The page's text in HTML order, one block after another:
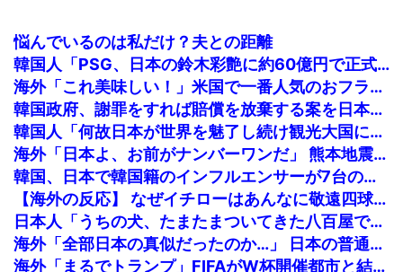
悩んでいるのは私だけ？夫との距離
韓国人「PSG、日本の鈴木彩艶に約60億円で正式オファー・・・」→「あいつがそれほどなのか（ブルブル）」「レギュラーとして出れるとは思わないけど、それでもやっぱり羨ましいね」
海外「これ美味しい！」米国で一番人気のおフランス製「日本のパン」に海外が大騒ぎ
韓国政府、謝罪をすれば賠償を放棄する案を日本側に提示するも拒否される＝韓国の反応
韓国人「何故日本が世界を魅了し続け観光大国になったのか？その理由がこちら‥」→「文化的なソフトパワーが凄い」
海外「日本よ、お前がナンバーワンだ」 熊本地震直後の日本の対応のスピードに世界が衝撃
韓国、日本で韓国籍のインフルエンサーが7台の車に当て逃げして逮捕されたのに「また日本は嫌韓しようとしている」と決めつけて責任転嫁
【海外の反応】 なぜイチローはあんなに敬遠四球が多かったの？「45歳引退で通算打率.311の突然変異だぞ」
日本人「うちの犬、たまたまついてきた八百屋で一目惚れしたっぽい」【タイ人の反応】
海外「全部日本の真似だったのか…」 日本の普通のテレビ番組が最新SNSの数十年先を行っていたと話題に
海外「まるでトランプ」FIFAがW杯開催都市と結んだ約束を守らないことに海外大騒ぎ！（海外の反応）